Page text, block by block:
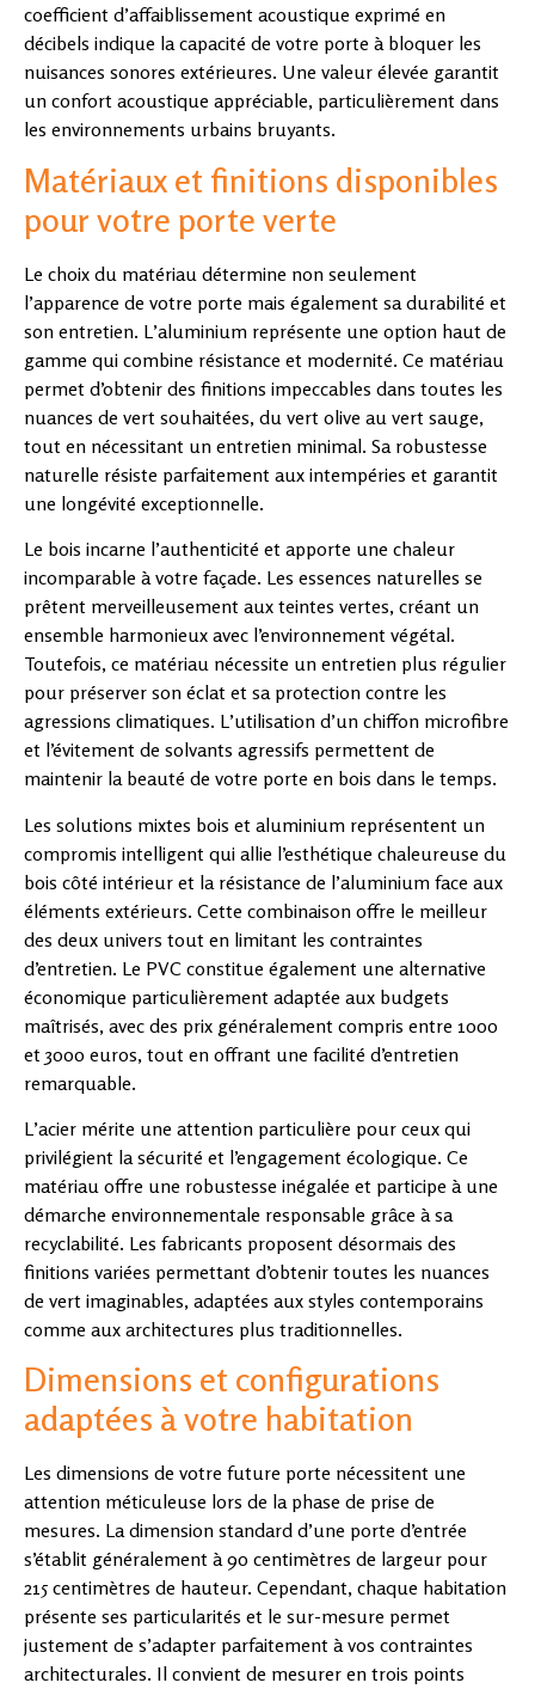
coefficient d’affaiblissement acoustique exprimé en
décibels indique la capacité de votre porte à bloquer les
nuisances sonores extérieures. Une valeur élevée garantit
un confort acoustique appréciable, particulièrement dans
les environnements urbains bruyants.
Matériaux et finitions disponibles
pour votre porte verte
Le choix du matériau détermine non seulement
l’apparence de votre porte mais également sa durabilité et
son entretien. L’aluminium représente une option haut de
gamme qui combine résistance et modernité. Ce matériau
permet d’obtenir des finitions impeccables dans toutes les
nuances de vert souhaitées, du vert olive au vert sauge,
tout en nécessitant un entretien minimal. Sa robustesse
naturelle résiste parfaitement aux intempéries et garantit
une longévité exceptionnelle.
Le bois incarne l’authenticité et apporte une chaleur
incomparable à votre façade. Les essences naturelles se
prêtent merveilleusement aux teintes vertes, créant un
ensemble harmonieux avec l’environnement végétal.
Toutefois, ce matériau nécessite un entretien plus régulier
pour préserver son éclat et sa protection contre les
agressions climatiques. L’utilisation d’un chiffon microfibre
et l’évitement de solvants agressifs permettent de
maintenir la beauté de votre porte en bois dans le temps.
Les solutions mixtes bois et aluminium représentent un
compromis intelligent qui allie l’esthétique chaleureuse du
bois côté intérieur et la résistance de l’aluminium face aux
éléments extérieurs. Cette combinaison offre le meilleur
des deux univers tout en limitant les contraintes
d’entretien. Le PVC constitue également une alternative
économique particulièrement adaptée aux budgets
maîtrisés, avec des prix généralement compris entre 1000
et 3000 euros, tout en offrant une facilité d’entretien
remarquable.
L’acier mérite une attention particulière pour ceux qui
privilégient la sécurité et l’engagement écologique. Ce
matériau offre une robustesse inégalée et participe à une
démarche environnementale responsable grâce à sa
recyclabilité. Les fabricants proposent désormais des
finitions variées permettant d’obtenir toutes les nuances
de vert imaginables, adaptées aux styles contemporains
comme aux architectures plus traditionnelles.
Dimensions et configurations
adaptées à votre habitation
Les dimensions de votre future porte nécessitent une
attention méticuleuse lors de la phase de prise de
mesures. La dimension standard d’une porte d’entrée
s’établit généralement à 90 centimètres de largeur pour
215 centimètres de hauteur. Cependant, chaque habitation
présente ses particularités et le sur-mesure permet
justement de s’adapter parfaitement à vos contraintes
architecturales. Il convient de mesurer en trois points